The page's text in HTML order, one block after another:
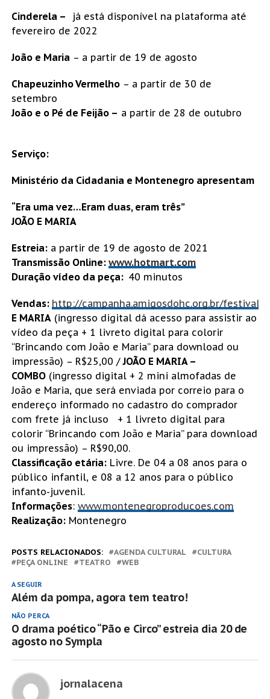
Cinderela – já está disponível na plataforma até
fevereiro de 2022
João e Maria– a partir de 19 de agosto
Chapeuzinho Vermelho– a partir de 30 de
setembro
João e o Pé de Feijão – a partir de 28 de outubro
Serviço:
Ministério da Cidadania e Montenegro apresentam
“Era uma vez…Eram duas, eram três”
JOÃO E MARIA
Estreia:a partir de 19 de agosto de 2021
Transmissão Online: www.hotmart.com
Duração vídeo da peça: 40 minutos
Vendas: http://campanha.amigosdohc.org.br/
E MARIA(ingresso digital dá acesso para assistir ao
vídeo da peça + 1 livreto digital para colorir
“Brincando com João e Maria” para download ou
impressão) – R$25,00 /JOÃO E MARIA –
COMBO(ingresso digital + 2 mini almofadas de
João e Maria, que será enviada por correio para o
endereço informado no cadastro do comprador
com frete já incluso + 1 livreto digital para
colorir “Brincando com João e Maria” para download
ou impressão) – R$90,00.
Classificação etária:Livre. De 04 a 08 anos para o
público infantil, e 08 a 12 anos para o público
infanto-juvenil.
Informações: www.montenegroproducoes.com
Realização:Montenegro
POSTS RELACIONADOS: AGENDA CULTURAL
CULTURA
PEÇA ONLINE
TEATRO WEB
A SEGUIR
Além da pompa, agora tem teatro!
NÃO PERCA
O drama poético “Pão e Circo” estreia dia 20 de
agosto no Sympla
jornalacena